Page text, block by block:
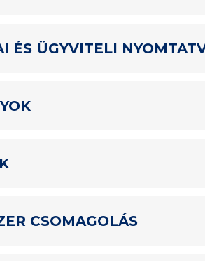
ÉS ÜGYVITELI
CSOMAGOLÁS